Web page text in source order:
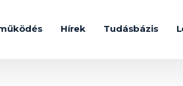
Hírek Tudásbázis